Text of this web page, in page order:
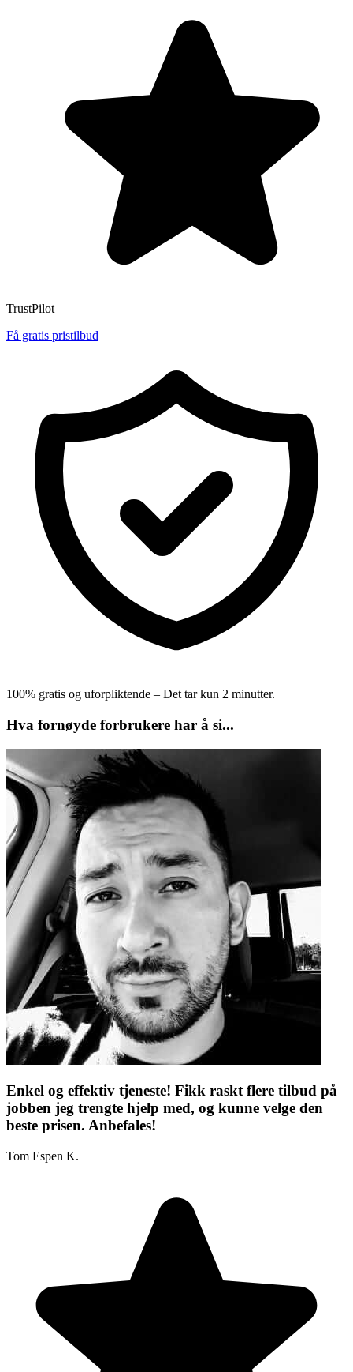
TrustPilot
Få gratis pristilbud
100% gratis og uforpliktende – Det tar kun 2 minutter.
Hva fornøyde forbrukere har å si...
Enkel og effektiv tjeneste! Fikk raskt flere tilbud på
jobben jeg trengte hjelp med, og kunne velge den
beste prisen. Anbefales!
Tom Espen K.